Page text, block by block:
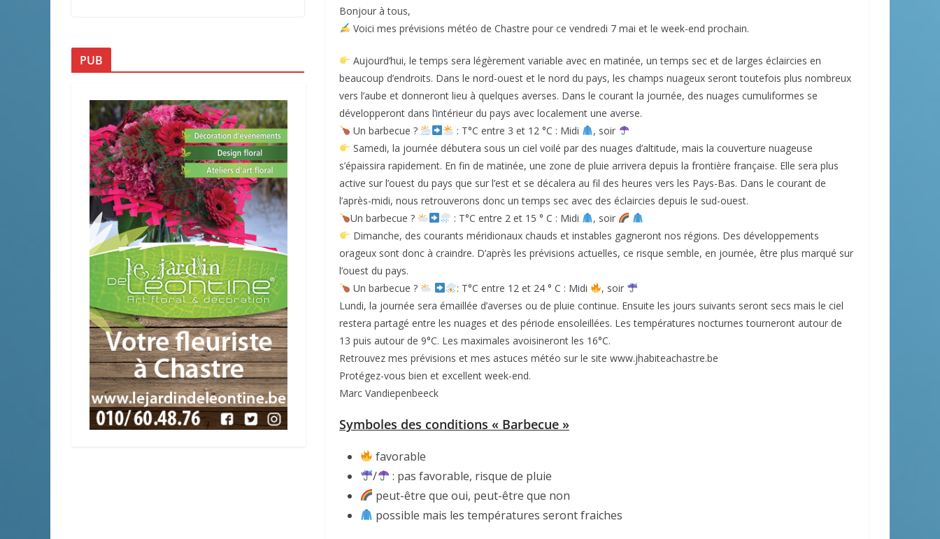
Bonjour à tous,
Voici mes prévisions météo de Chastre pour ce vendredi 7 mai et le week-end prochain.
Aujourd’hui, le temps sera légèrement variable avec en matinée, un temps sec et de larges éclaircies en
beaucoup d’endroits. Dans le nord-ouest et le nord du pays, les champs nuageux seront toutefois plus nombreux
vers l’aube et donneront lieu à quelques averses. Dans le courant la journée, des nuages cumuliformes se
développeront dans l’intérieur du pays avec localement une averse.
Un barbecue ?
: T°C entre 3 et 12 °C : Midi
, soir
Samedi, la journée débutera sous un ciel voilé par des nuages d’altitude, mais la couverture nuageuse
s’épaissira rapidement. En fin de matinée, une zone de pluie arrivera depuis la frontière française. Elle sera plus
active sur l’ouest du pays que sur l’est et se décalera au fil des heures vers les Pays-Bas. Dans le courant de
l’après-midi, nous retrouverons donc un temps sec avec des éclaircies depuis le sud-ouest.
Un barbecue ?
: T°C entre 2 et 15 ° C : Midi
, soir
Dimanche, des courants méridionaux chauds et instables gagneront nos régions. Des développements
orageux sont donc à craindre. D’après les prévisions actuelles, ce risque semble, en journée, être plus marqué sur
l’ouest du pays.
Un barbecue ?
: T°C entre 12 et 24 ° C : Midi
, soir
Lundi, la journée sera émaillée d’averses ou de pluie continue. Ensuite les jours suivants seront secs mais le ciel
restera partagé entre les nuages et des période ensoleillées. Les températures nocturnes tourneront autour de
13 puis autour de 9°C. Les maximales avoisineront les 16°C.
Retrouvez mes prévisions et mes astuces météo sur le site www.jhabiteachastre.be
Protégez-vous bien et excellent week-end.
Marc Vandiepenbeeck
Symboles des conditions « Barbecue »
favorable
/
: pas favorable, risque de pluie
peut-être que oui, peut-être que non
possible mais les températures seront fraiches
PUB